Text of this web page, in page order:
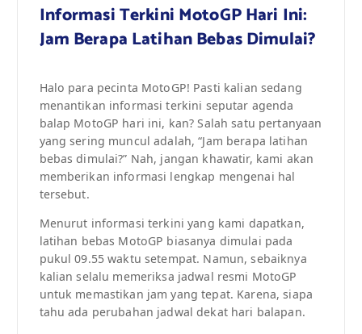
Informasi Terkini MotoGP Hari Ini:
Jam Berapa Latihan Bebas Dimulai?
Halo para pecinta MotoGP! Pasti kalian sedang
menantikan informasi terkini seputar agenda
balap MotoGP hari ini, kan? Salah satu pertanyaan
yang sering muncul adalah, “Jam berapa latihan
bebas dimulai?” Nah, jangan khawatir, kami akan
memberikan informasi lengkap mengenai hal
tersebut.
Menurut informasi terkini yang kami dapatkan,
latihan bebas MotoGP biasanya dimulai pada
pukul 09.55 waktu setempat. Namun, sebaiknya
kalian selalu memeriksa jadwal resmi MotoGP
untuk memastikan jam yang tepat. Karena, siapa
tahu ada perubahan jadwal dekat hari balapan.